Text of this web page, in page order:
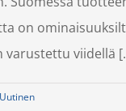
on
viidellä
Uutinen